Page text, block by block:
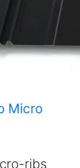
Micro
ribs